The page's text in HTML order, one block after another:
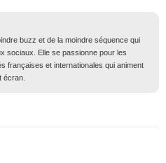
buzz et de la moindre séquence qui
sociaux. Elle se passionne pour les
françaises et internationales qui animent
écran.